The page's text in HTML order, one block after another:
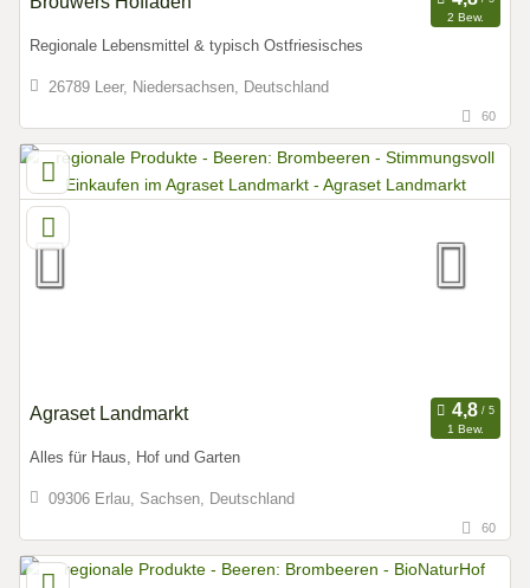
2 Bew.
Regionale Lebensmittel & typisch Ostfriesisches
26789 Leer, Niedersachsen, Deutschland
60
Agraset Landmarkt
1 Bew.
Alles für Haus, Hof und Garten
09306 Erlau, Sachsen, Deutschland
60